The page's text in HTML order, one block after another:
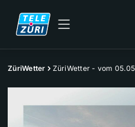
ZüriWetter ZüriWetter - vom